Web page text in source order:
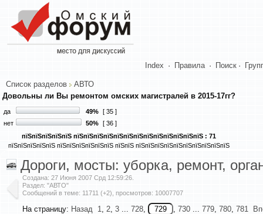
Index · Правила · Поиск ·
Список разделов
АВТО
Довольны ли Вы ремонтом омских магистралей в 2015-17гг?
да 49% [ 35 ]
нет
50% [ 36 ]
пїЅпїЅпїЅпїЅпїЅ пїЅпїЅпїЅпїЅпїЅпїЅпїЅпїЅпїЅпїЅпїЅпїЅпїЅ : 71
пїЅпїЅпїЅпїЅпїЅ пїЅпїЅпїЅпїЅпїЅпїЅ пїЅпїЅ пїЅпїЅпїЅпїЅпїЅпїЅпїЅпїЅпїЅпїЅ
Дороги, мосты: уборка, ремонт,
Создана: 27 Июня 2007 Срд 12:59:26
Раздел: "АВТО"
Сообщений в теме: 11711 (+2), просмотров: 10007707
На страницу: Назад 1, 2, 3 ... 728, , 730... 779, 780, 781